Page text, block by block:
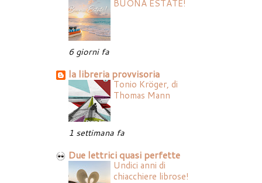
BUONA ESTATE!
6 giorni fa
la libreria provvisoria
Tonio Kröger, di
Thomas Mann
1 settimana fa
Due lettrici quasi perfette
Undici anni di
chiacchiere librose!